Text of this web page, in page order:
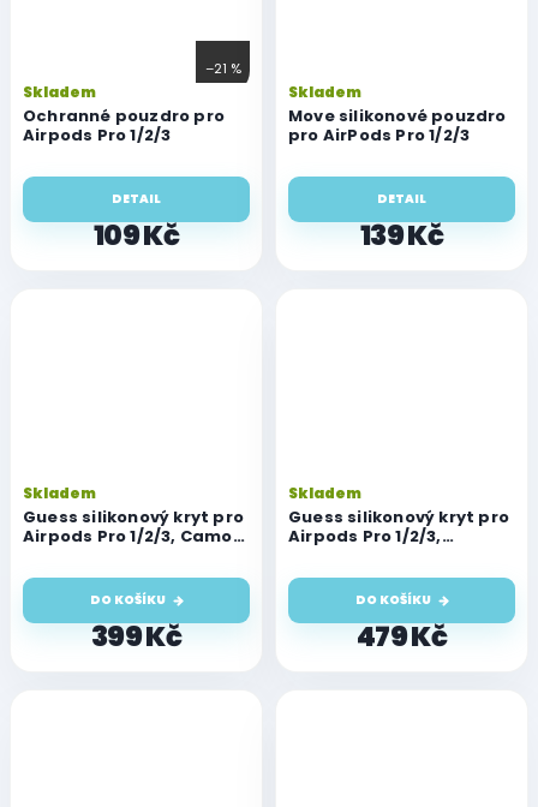
–21 %
Ochranné pouzdro pro
Airpods Pro 1/2/3
Skladem
109 Kč
DETAIL
Move silikonové pouzdro
pro AirPods Pro 1/2/3
Skladem
139 Kč
DETAIL
Guess silikonový kryt pro
Airpods Pro 1/2/3, Camo
Skladem
399 Kč
DO KOŠÍKU
Guess silikonový kryt pro
Airpods Pro 1/2/3,
Skladem
479 Kč
DO KOŠÍKU